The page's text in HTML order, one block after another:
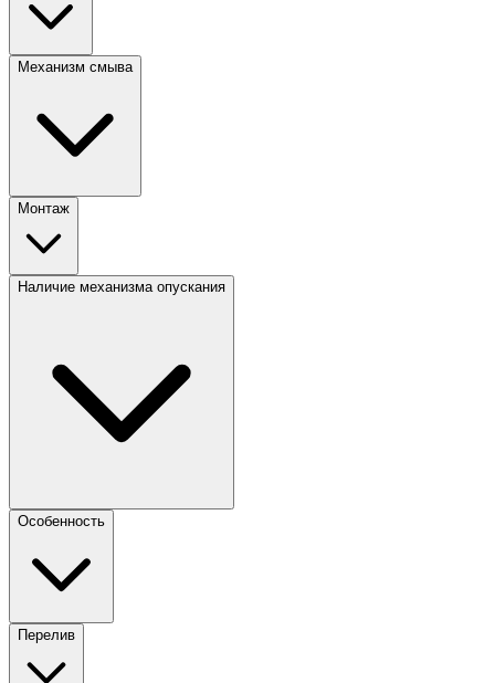
Механизм смыва
Монтаж
Наличие механизма опускания
Особенность
Перелив